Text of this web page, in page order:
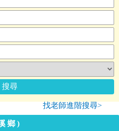
找老師進階搜尋>
鄉)